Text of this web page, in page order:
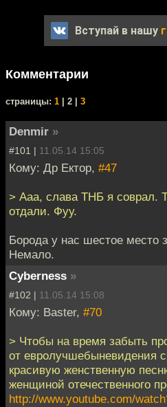
Вступай в нашу
Комментарии
cтраницы: 1 | 2 | 3
Denmir »
#101 | 11.05.14 15:05
Кому: Др Ектор, #47
> Ааа, слава ТНБ я соврал.
отдали. Фуу.
Борода у нас шестое место
Немало.
Cyberness »
#102 | 11.05.14 15:08
Кому: Baster, #70
> Чтобы на время забыть
от евролучшебыневидения
красивую женственную
женщиной отечественного
http://www.youtube.com/